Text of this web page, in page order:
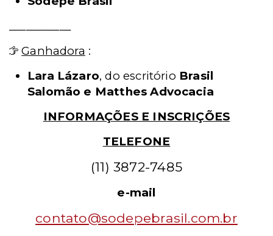
Ganhadora :
Lara Lázaro, do escritório Brasil
Salomão e Matthes Advocacia
INFORMAÇÕES E INSCRIÇÕES
TELEFONE
(11) 3872-7485
e-mail
contato@sodepebrasil.com.br